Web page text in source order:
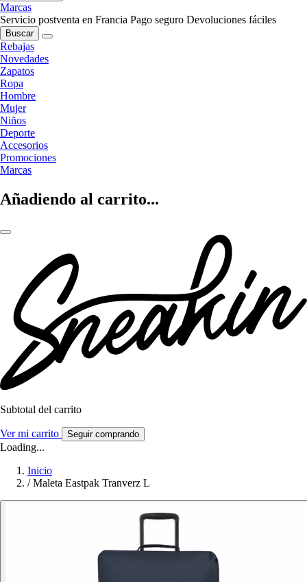
Marcas
Servicio postventa en Francia Pago seguro Devoluciones fáciles
Buscar
Rebajas
Novedades
Zapatos
Ropa
Hombre
Mujer
Niños
Deporte
Accesorios
Promociones
Marcas
Añadiendo al carrito...
Subtotal del carrito
Ver mi carrito Seguir comprando
Loading...
Inicio
/ Maleta Eastpak Tranverz L